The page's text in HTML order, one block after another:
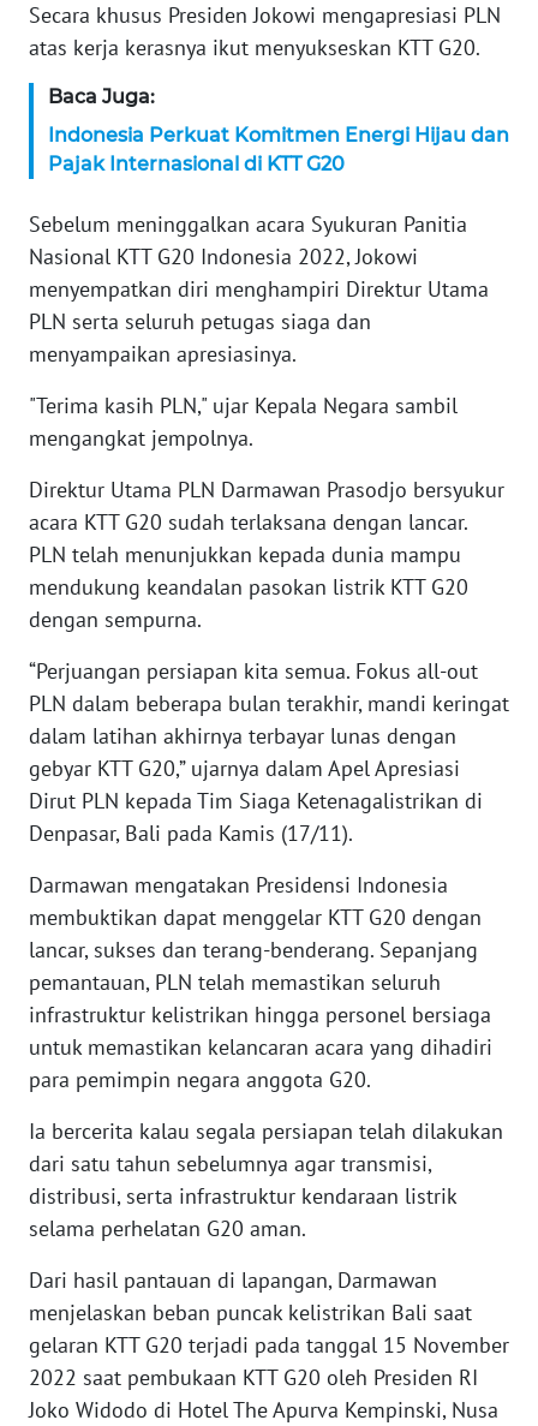
Secara khusus Presiden Jokowi mengapresiasi PLN
atas kerja kerasnya ikut menyukseskan KTT G20.
Baca Juga:
Indonesia Perkuat Komitmen Energi Hijau dan
Pajak Internasional di KTT G20
Sebelum meninggalkan acara Syukuran Panitia
Nasional KTT G20 Indonesia 2022, Jokowi
menyempatkan diri menghampiri Direktur Utama
PLN serta seluruh petugas siaga dan
menyampaikan apresiasinya.
"Terima kasih PLN," ujar Kepala Negara sambil
mengangkat jempolnya.
Direktur Utama PLN Darmawan Prasodjo bersyukur
acara KTT G20 sudah terlaksana dengan lancar.
PLN telah menunjukkan kepada dunia mampu
mendukung keandalan pasokan listrik KTT G20
dengan sempurna.
“Perjuangan persiapan kita semua. Fokus all-out
PLN dalam beberapa bulan terakhir, mandi keringat
dalam latihan akhirnya terbayar lunas dengan
gebyar KTT G20,” ujarnya dalam Apel Apresiasi
Dirut PLN kepada Tim Siaga Ketenagalistrikan di
Denpasar, Bali pada Kamis (17/11).
Darmawan mengatakan Presidensi Indonesia
membuktikan dapat menggelar KTT G20 dengan
lancar, sukses dan terang-benderang. Sepanjang
pemantauan, PLN telah memastikan seluruh
infrastruktur kelistrikan hingga personel bersiaga
untuk memastikan kelancaran acara yang dihadiri
para pemimpin negara anggota G20.
Ia bercerita kalau segala persiapan telah dilakukan
dari satu tahun sebelumnya agar transmisi,
distribusi, serta infrastruktur kendaraan listrik
selama perhelatan G20 aman.
Dari hasil pantauan di lapangan, Darmawan
menjelaskan beban puncak kelistrikan Bali saat
gelaran KTT G20 terjadi pada tanggal 15 November
2022 saat pembukaan KTT G20 oleh Presiden RI
Joko Widodo di Hotel The Apurva Kempinski, Nusa
WN
NTT
KEPRI
PAPUA
WN
PAPUA
WN
RIAU
WN
SERAMBI
WN
WN
SULTRA
WN
NTB
WN
SULTENG
SULBAR
WN
BABEL
SUMBAR
WN
SUMSEL
BENGKULU
WN
LAMPUNG